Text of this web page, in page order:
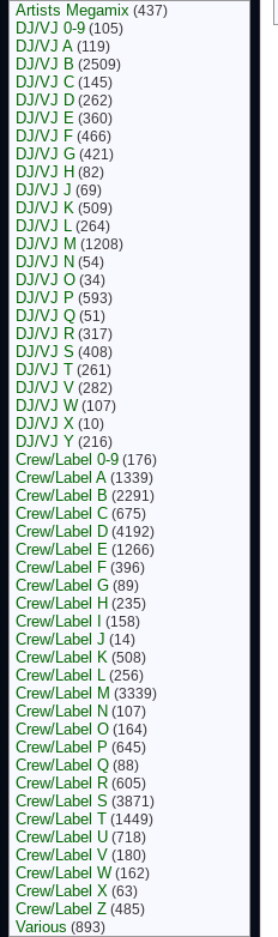
Artists Megamix (437)
DJ/VJ 0-9 (105)
DJ/VJ A (119)
DJ/VJ B (2509)
DJ/VJ C (145)
DJ/VJ D (262)
DJ/VJ E (360)
DJ/VJ F (466)
DJ/VJ G (421)
DJ/VJ H (82)
DJ/VJ J (69)
DJ/VJ K (509)
DJ/VJ L (264)
DJ/VJ M (1208)
DJ/VJ N (54)
DJ/VJ O (34)
DJ/VJ P (593)
DJ/VJ Q (51)
DJ/VJ R (317)
DJ/VJ S (408)
DJ/VJ T (261)
DJ/VJ V (282)
DJ/VJ W (107)
DJ/VJ X (10)
DJ/VJ Y (216)
Crew/Label 0-9 (176)
Crew/Label A (1339)
Crew/Label B (2291)
Crew/Label C (675)
Crew/Label D (4192)
Crew/Label E (1266)
Crew/Label F (396)
Crew/Label G (89)
Crew/Label H (235)
Crew/Label I (158)
Crew/Label J (14)
Crew/Label K (508)
Crew/Label L (256)
Crew/Label M (3339)
Crew/Label N (107)
Crew/Label O (164)
Crew/Label P (645)
Crew/Label Q (88)
Crew/Label R (605)
Crew/Label S (3871)
Crew/Label T (1449)
Crew/Label U (718)
Crew/Label V (180)
Crew/Label W (162)
Crew/Label X (63)
Crew/Label Z (485)
Various (893)